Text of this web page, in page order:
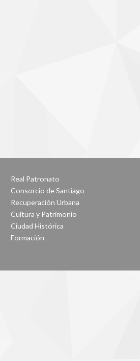
Real Patronato
Consorcio de Santiago
Recuperación Urbana
Cultura y Patrimonio
Ciudad Histórica
Formación